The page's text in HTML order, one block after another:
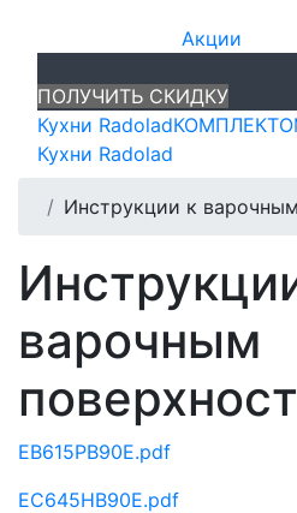
Акции
ПОЛУЧИТЬ СКИДКУ
Кухни Radolad
Кухни Radolad
Инструкции к
варочным
EB615PB90E.pdf
EC645HB90E.pdf